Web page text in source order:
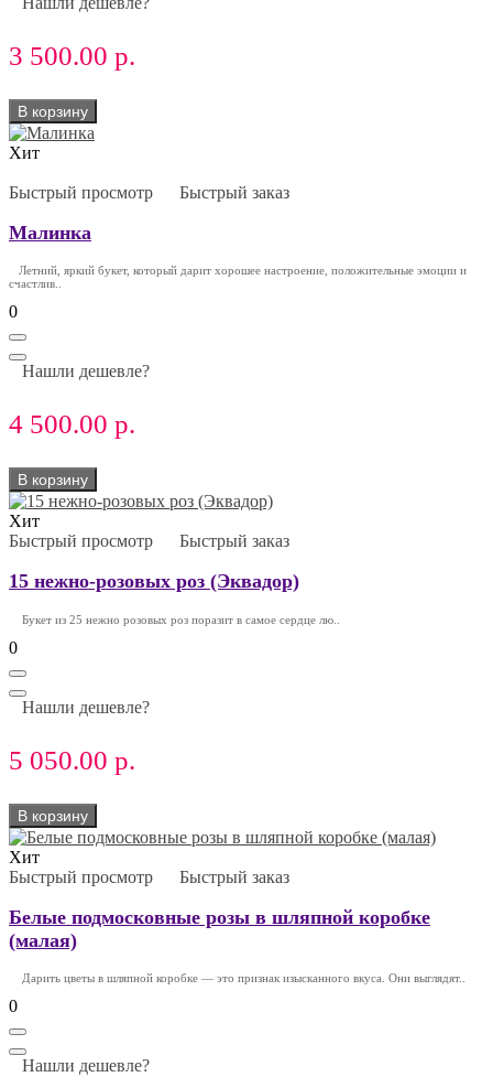
3 500.00 р.
В корзину
Хит
Быстрый просмотр Быстрый заказ
Малинка
Летний, яркий букет, который дарит хорошее настроение, положительные эмоции и
счастлив..
0
Нашли дешевле?
4 500.00 р.
В корзину
Хит
Быстрый просмотр
Быстрый заказ
15 нежно-розовых роз (Эквадор)
Букет из 25 нежно розовых роз поразит в самое сердце лю..
0
Нашли дешевле?
5 050.00 р.
В корзину
Хит
Быстрый просмотр
Быстрый заказ
Белые подмосковные розы в шляпной коробке
(малая)
Дарить цветы в шляпной коробке — это признак изысканного вкуса. Они выглядят..
0
Нашли дешевле?